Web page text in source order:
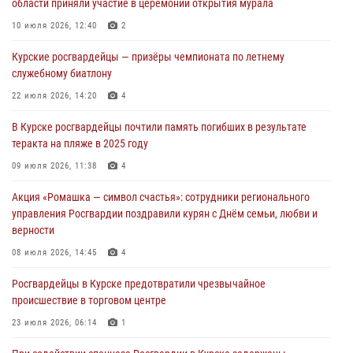
За прошедшую неделю росгвардейцы Курской области проверили
04 августа 2026, 07:00
В Курской области росгвардейцы за прошедшую неделю совершили
03 августа 2026, 09:46
За прошедшую неделю росгвардейцы Курской области проверили
30 июля 2026, 07:00
области приняли участие в церемонии открытия мурала
10 июля 2026, 12:40 2
Курские росгвардейцы — призёры чемпионата по летнему
служебному биатлону
22 июля 2026, 14:20 4
В Курске росгвардейцы почтили память погибших в результате
теракта на пляже в 2025 году
09 июля 2026, 11:38 4
Акция «Ромашка — символ счастья»: сотрудники регионального
управления Росгвардии поздравили курян с Днём семьи, любви и
верности
08 июля 2026, 14:45 4
Росгвардейцы в Курске предотвратили чрезвычайное
происшествие в торговом центре
23 июля 2026, 06:14 1